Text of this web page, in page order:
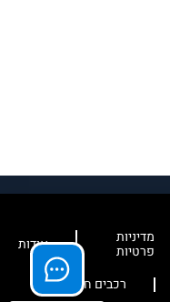
מדיניות
פרטיות אודות
רכבים חשמליים